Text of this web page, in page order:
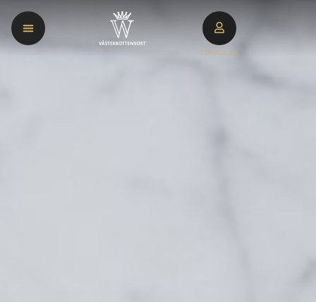
LOGGA IN